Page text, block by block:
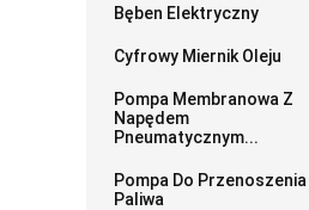
Bęben Elektryczny
Cyfrowy Miernik Oleju
Pompa Membranowa Z
Napędem
Pneumatycznym...
Pompa Do Przenoszenia
Paliwa